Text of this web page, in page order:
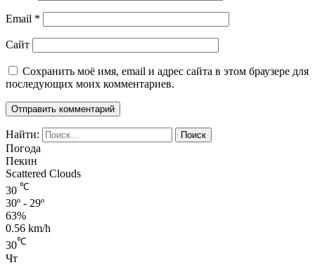
Email *
Сайт
Сохранить моё имя, email и адрес сайта в этом браузере для
последующих моих комментариев.
Найти:
Погода
Пекин
Scattered Clouds
30 ℃
30º - 29º
63%
0.56 km/h
30℃
Чт